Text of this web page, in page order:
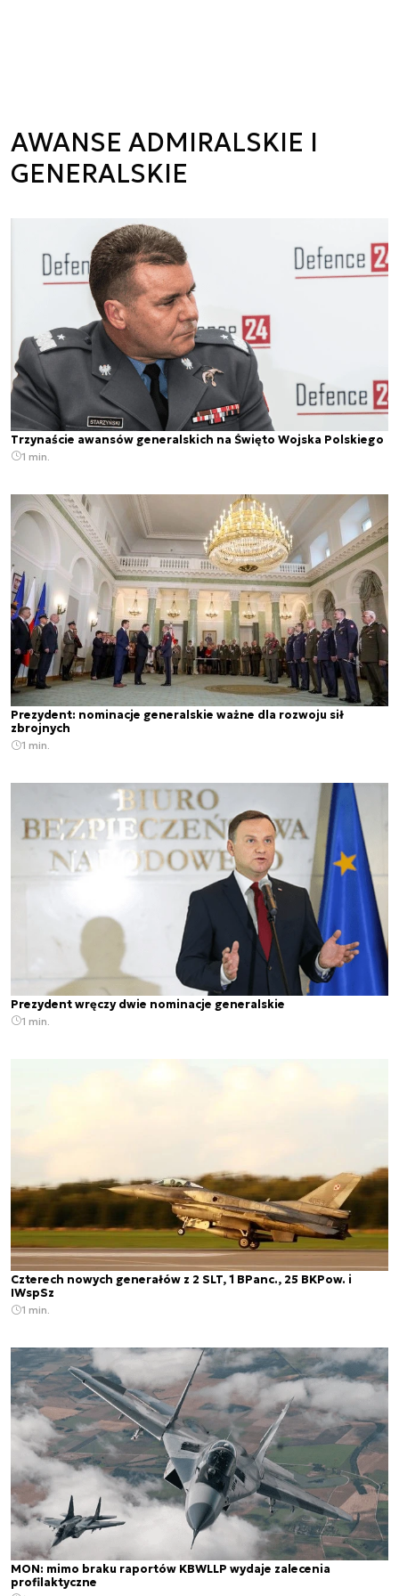
AWANSE ADMIRALSKIE I
GENERALSKIE
Trzynaście awansów generalskich na Święto Wojska Polskiego
1 min.
Prezydent: nominacje generalskie ważne dla rozwoju sił
zbrojnych
1 min.
Prezydent wręczy dwie nominacje generalskie
1 min.
Czterech nowych generałów z 2 SLT, 1 BPanc., 25 BKPow. i
IWspSz
1 min.
MON: mimo braku raportów KBWLLP wydaje zalecenia
profilaktyczne